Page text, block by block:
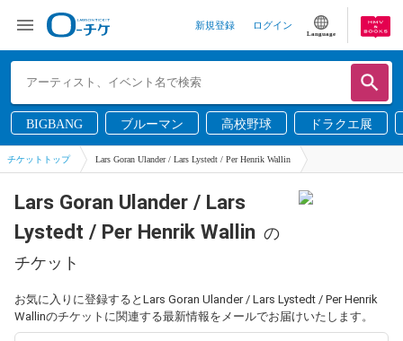
新規登録 ログイン
Language
BIGBANG ブルーマン 高校野球 ドラクエ展
チケットトップ Lars Goran Ulander / Lars Lystedt / Per Henrik Wallin
Lars Goran Ulander / Lars
Lystedt / Per Henrik Wallin の
チケット
お気に入りに登録するとLars Goran Ulander / Lars Lystedt / Per Henrik
Wallinのチケットに関連する最新情報をメールでお届けいたします。